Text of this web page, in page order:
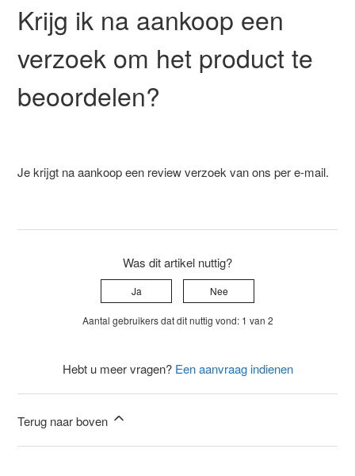
Krijg ik na aankoop een
verzoek om het product te
beoordelen?
Je krijgt na aankoop een review verzoek van ons per e-mail.
Was dit artikel nuttig?
Ja Nee
Aantal gebruikers dat dit nuttig vond: 1 van 2
Hebt u meer vragen? Een aanvraag indienen
Terug naar boven